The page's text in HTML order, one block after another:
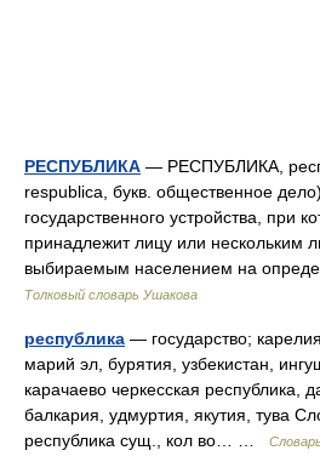
РЕСПУБЛИКА — РЕСПУБЛИКА,
respublica, букв. общественное
государственного устройства, при
принадлежит лицу или нескольким
выбираемым населением на
Толковый словарь Ушакова
республика — государство;
марий эл, бурятия, узбекистан,
карачаево черкесская республика,
балкария, удмуртия, якутия, тува
республика сущ., кол во… …